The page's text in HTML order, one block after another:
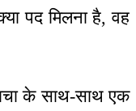
पद मिलना है, वह
के साथ-साथ एक